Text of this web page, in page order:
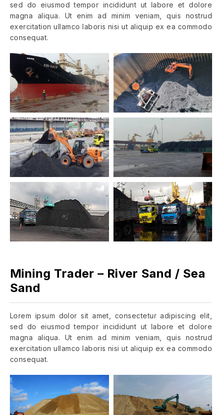
sed do eiusmod tempor incididunt ut labore et dolore
magna aliqua. Ut enim ad minim veniam, quis nostrud
exercitation ullamco laboris nisi ut aliquip ex ea commodo
consequat.
Mining Trader – River Sand / Sea
Sand
Lorem ipsum dolor sit amet, consectetur adipiscing elit,
sed do eiusmod tempor incididunt ut labore et dolore
magna aliqua. Ut enim ad minim veniam, quis nostrud
exercitation ullamco laboris nisi ut aliquip ex ea commodo
consequat.